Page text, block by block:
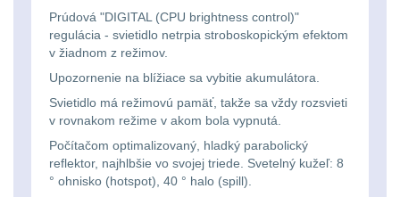
čelovky
Taktické
svietidlá
Lucerny
Městské batohy41
Batohy217
Méně než 10 L13
10 - 20 L26
20 - 30 L104
Prúdová "DIGITAL (CPU brightness control)"
regulácia - svietidlo netrpia stroboskopickým efektom
v žiadnom z režimov.
Upozornenie na blížiace sa vybitie akumulátora.
Svietidlo má režimovú pamäť, takže sa vždy rozsvieti
v rovnakom režime v akom bola vypnutá.
Počítačom optimalizovaný, hladký parabolický
reflektor, najhlbšie vo svojej triede. Svetelný kužeľ: 8
° ohnisko (hotspot), 40 ° halo (spill).